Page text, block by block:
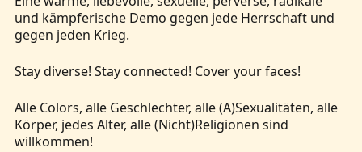
und kämpferische Demo gegen jede Herrschaft und
gegen jeden Krieg.
Stay diverse! Stay connected! Cover your faces!
Alle Colors, alle Geschlechter, alle (A)Sexualitäten, alle
Körper, jedes Alter, alle (Nicht)Religionen sind
willkommen!